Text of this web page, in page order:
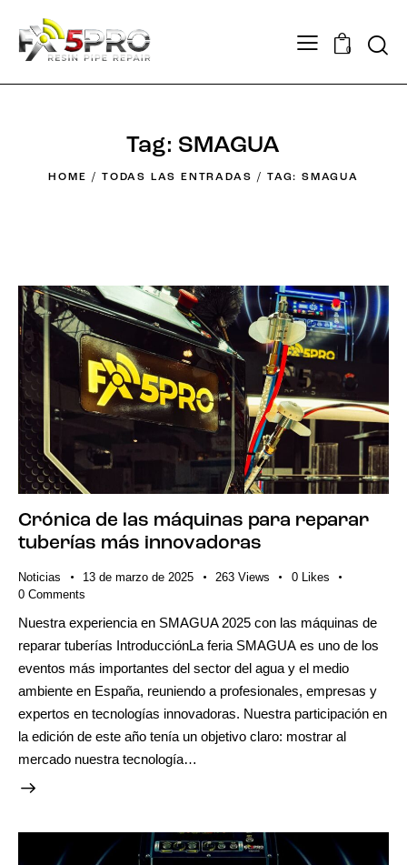
0
Tag: SMAGUA
HOME TODAS LAS ENTRADAS TAG: SMAGUA
Crónica de las máquinas para reparar
tuberías más innovadoras
Noticias 13 de marzo de 2025 263 Views 0
Likes
0 Comments
Nuestra experiencia en SMAGUA 2025 con las máquinas de
reparar tuberías IntroducciónLa feria SMAGUA es uno de los
eventos más importantes del sector del agua y el medio
ambiente en España, reuniendo a profesionales, empresas y
expertos en tecnologías innovadoras. Nuestra participación en
la edición de este año tenía un objetivo claro: mostrar al
mercado nuestra tecnología…